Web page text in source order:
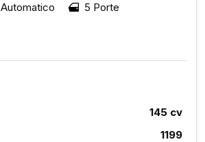
Automatico 5 Porte
145 cv
1199